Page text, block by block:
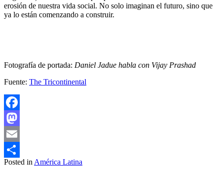
erosión de nuestra vida social. No solo imaginan el futuro, sino que
ya lo están comenzando a construir.
Fotografía de portada: Daniel Jadue habla con Vijay Prashad
Fuente: The Tricontinental
Facebook
Mastodon
Email
Compartir
Posted in América Latina